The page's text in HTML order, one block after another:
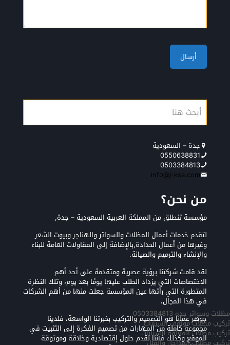
جدة – السعودية
0550638831
0503384813
info@j-ksa.com
من نحن؟
مؤسسة تنطلق من المملكة العربية السعودية – جدة,
لتقدم خدمات أعمال المظلات والسواتر والهناجر وبيوت الشعر
وغيرها من أعمال الحدادة,بالإضافة إلى المقاولات العامة للبناء
والإنشاء والترميم والصيانة.
لقد قامت شركتنا برؤية عصرية ومتقدمة على أحد أهم
الاختصاصات التي يزداد الطلب عليها يومًا بعد يوم، وتلك النظرة
المتطورة التي رأتها عين المؤسسة جعلت منها من أهم الشركات
في هذا المجال،
جوهر عملنا هو التصميم والتركيب بخبرتنا الواسعة، فلدينا
مجموعة كاملة من المهارات من تصميم الفكرة إلى التثبيت في
الموقع وكذلك فأننا نقدم حلول إقتصادية وخلاقة وموثوقة
مظلات وسواتر جده 0503384813
تركيب مظلات مواقف السيارات
تركيب مظلات المعلقه للسيارات